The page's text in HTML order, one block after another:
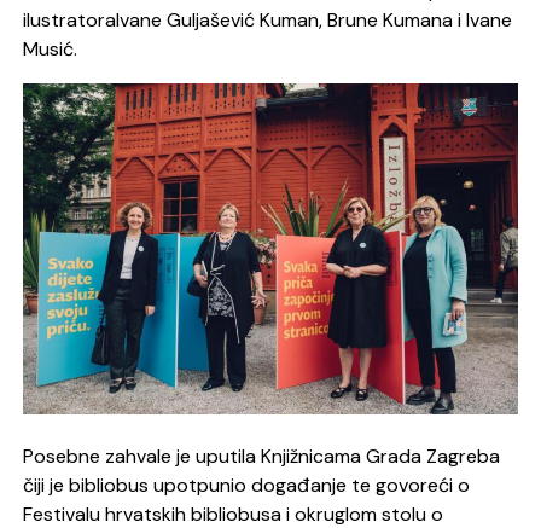
ilustratoraIvane Guljašević Kuman, Brune Kumana i Ivane
Musić.
Posebne zahvale je uputila Knjižnicama Grada Zagreba
čiji je bibliobus upotpunio događanje te govoreći o
Festivalu hrvatskih bibliobusa i okruglom stolu o